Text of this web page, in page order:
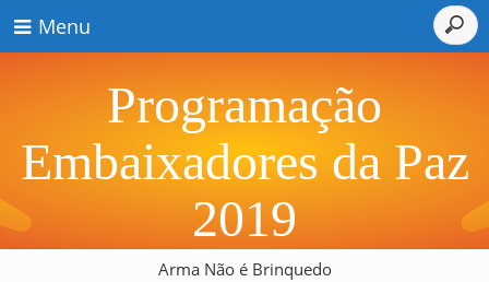
Menu
Programação
Embaixadores da Paz
2019
Arma Não é Brinquedo